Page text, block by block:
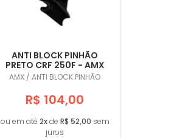
ANTI BLOCK PINHÃO
PRETO CRF 250F - AMX
AMX / ANTI BLOCK PINHÃO
R$ 104,00
ou em até 2xde R$ 52,00 sem
juros